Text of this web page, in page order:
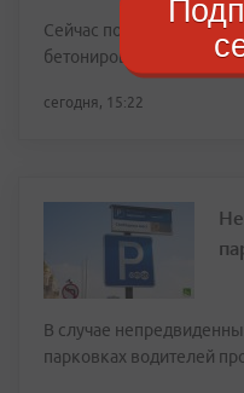
Сейчас подрядчики
бетонирование на
сегодня, 15:22
В случае
парковках водителей